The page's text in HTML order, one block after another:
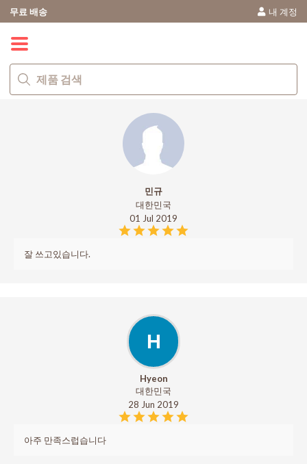
내 계정
무료 배송
민규
대한민국
01 Jul 2019
잘 쓰고있습니다.
H
Hyeon
대한민국
28 Jun 2019
아주 만족스럽습니다